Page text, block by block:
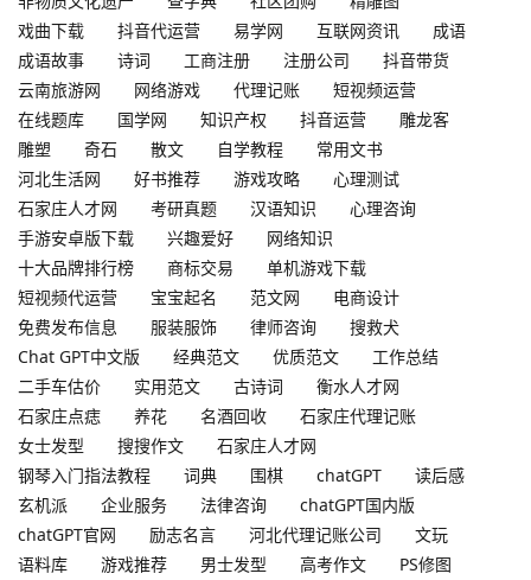
戏曲下载
抖音代运营 易学网 互联网资讯
成语
成语故事
诗词 工商注册 注册公司
抖音带货
云南旅游网
网络游戏 代理记账
短视频运营
在线题库
国学网 知识产权 抖音运营
雕龙客
雕塑
奇石 散文 自学教程
常用文书
河北生活网
好书推荐 游戏攻略
心理测试
石家庄人才网
考研真题 汉语知识
心理咨询
手游安卓版下载
兴趣爱好
网络知识
十大品牌排行榜
商标交易
单机游戏下载
短视频代运营
宝宝起名 范文网
电商设计
免费发布信息
服装服饰 律师咨询
搜救犬
Chat GPT中文版
经典范文 优质范文
工作总结
二手车估价
实用范文 古诗词
衡水人才网
石家庄点痣
养花 名酒回收
石家庄代理记账
女士发型
搜搜作文
石家庄人才网
钢琴入门指法教程
词典 围棋 chatGPT
读后感
玄机派
企业服务 法律咨询
chatGPT国内版
chatGPT官网
励志名言 河北代理记账公司
文玩
语料库
游戏推荐 男士发型 高考作文
PS修图